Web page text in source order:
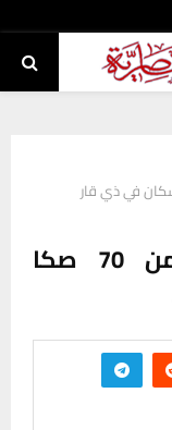
بالاسماء: وجبة جديدة من 70 صكا